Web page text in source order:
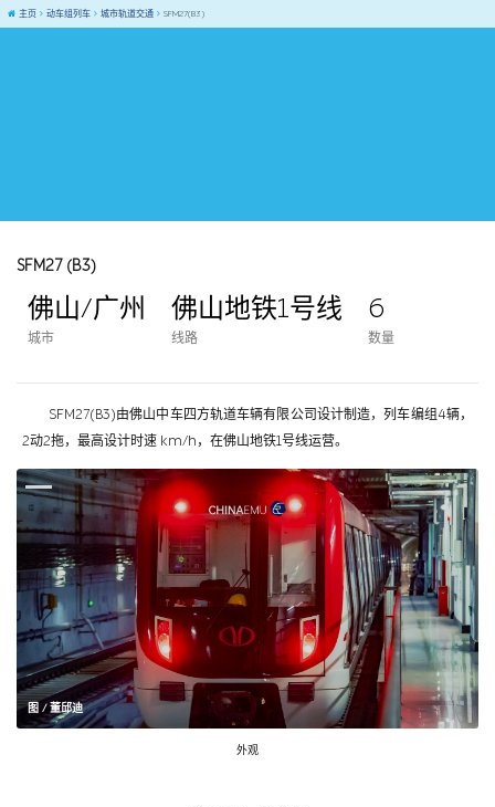
主页 动车组列车 城市轨道交通 SFM27(B3)
SFM27 (B3)
佛山/广州
城市
佛山地铁1号线
线路
6
数量
SFM27(B3)由佛山中车四方轨道车辆有限公司设计制造，列车编组4辆，
2动2拖，最高设计时速 km/h，在佛山地铁1号线运营。
图 / 董邱迪
外观